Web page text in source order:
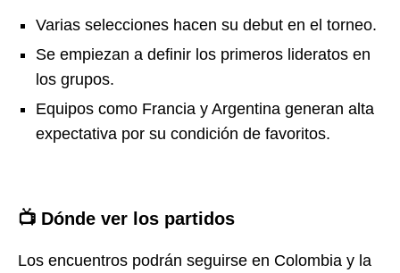
Varias selecciones hacen su debut en el torneo.
Se empiezan a definir los primeros lideratos en
los grupos.
Equipos como Francia y Argentina generan alta
expectativa por su condición de favoritos.
📺 Dónde ver los partidos
Los encuentros podrán seguirse en Colombia y la